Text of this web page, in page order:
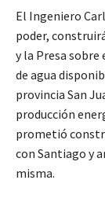
El Ingeniero
poder,
y la Presa
de agua
provincia San
producción
prometió
con Santiago y
misma.